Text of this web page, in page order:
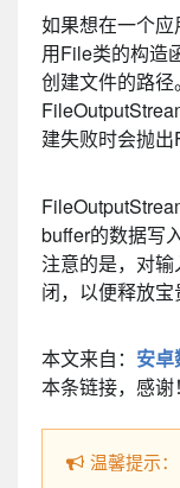
如果想在一个
用File类的构造
创建文件的路
建失败时会抛出
buffer的数据写
注意的是，对
闭，以便释放宝
本文来自： 安
本条链接，感谢！
温馨提示：